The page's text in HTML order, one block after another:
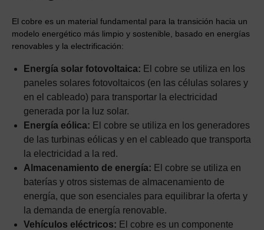
El cobre es un material fundamental para la transición hacia un
modelo energético más limpio y sostenible, basado en energías
renovables y la electrificación:
Energía solar fotovoltaica: El cobre se utiliza en los
paneles solares fotovoltaicos (en las células solares y
en el cableado) para transportar la electricidad
generada por la luz solar.
Energía eólica: El cobre se utiliza en los generadores
de las turbinas eólicas y en el cableado que transporta
la electricidad a la red.
Almacenamiento de energía: El cobre se utiliza en
baterías y otros sistemas de almacenamiento de
energía, que son esenciales para equilibrar la oferta y
la demanda de energía renovable.
Vehículos eléctricos: El cobre es un componente